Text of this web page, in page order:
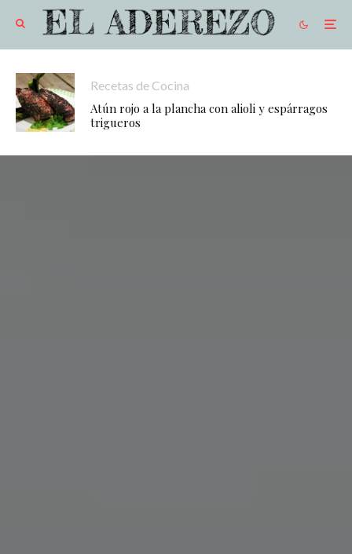
Recetas de Cocina
Atún rojo a la plancha con alioli y espárragos
trigueros